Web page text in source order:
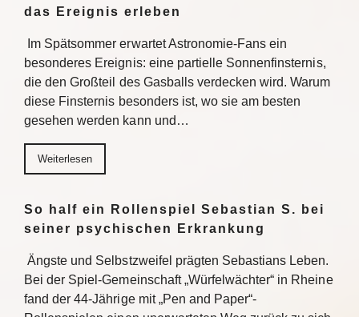
das Ereignis erleben
Im Spätsommer erwartet Astronomie-Fans ein
besonderes Ereignis: eine partielle Sonnenfinsternis,
die den Großteil des Gasballs verdecken wird. Warum
diese Finsternis besonders ist, wo sie am besten
gesehen werden kann und…
Weiterlesen
So half ein Rollenspiel Sebastian S. bei
seiner psychischen Erkrankung
Ängste und Selbstzweifel prägten Sebastians Leben.
Bei der Spiel-Gemeinschaft „Würfelwächter“ in Rheine
fand der 44-Jährige mit „Pen and Paper“-